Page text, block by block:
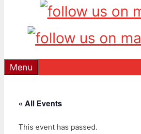
Menu
« All Events
This event has passed.